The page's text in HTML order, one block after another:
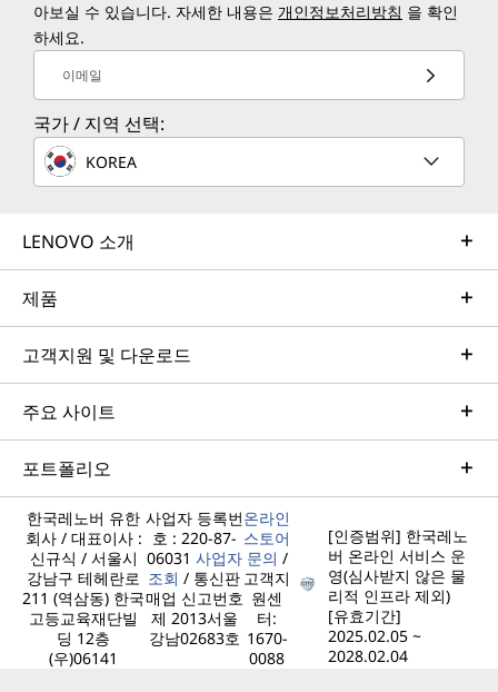
아보실 수 있습니다. 자세한 내용은 개인정보처리방침 을 확인
하세요.
이메일
국가 / 지역 선택:
KOREA
LENOVO 소개
제품
고객지원 및 다운로드
주요 사이트
포트폴리오
한국레노버 유한
회사 / 대표이사 :
신규식 / 서울시
강남구 테헤란로
211 (역삼동) 한국
고등교육재단빌
딩 12층
(우)06141
사업자 등록번
호 : 220-87-
06031 사업자
조회 / 통신판
매업 신고번호
제 2013서울
강남02683호
온라인
스토어
문의 /
고객지
원센
터:
1670-
0088
[인증범위] 한국레노
버 온라인 서비스 운
영(심사받지 않은 물
리적 인프라 제외)
[유효기간]
2025.02.05 ~
2028.02.04